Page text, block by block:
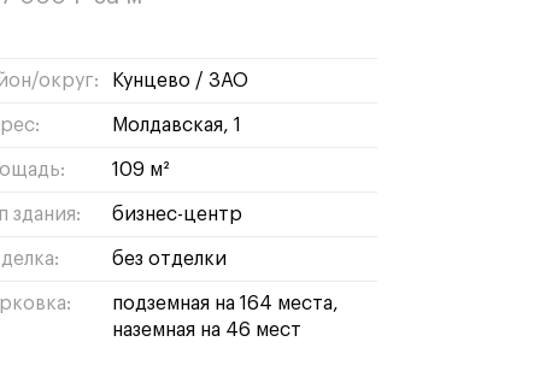
округ: кунцево / ЗАО
Молдавская, 1
109 м²
здания: бизнес-центр
без отделки
подземная на 164 места,
наземная на 46 мест